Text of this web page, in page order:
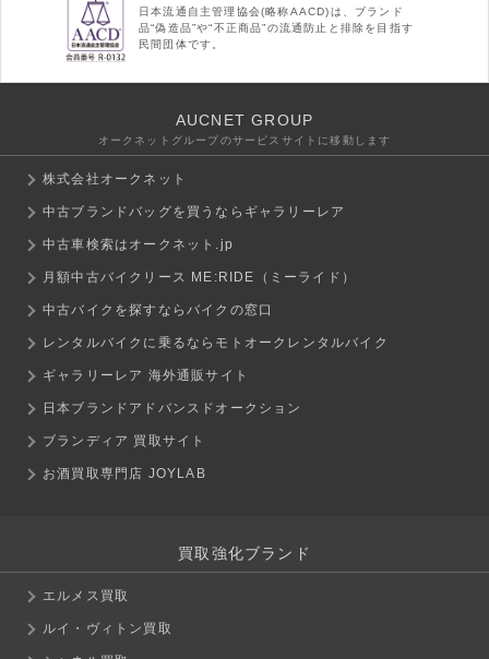
日本流通自主管理協会(略称AACD)は、ブランド
品“偽造品”や“不正商品”の流通防止と排除を目指す
民間団体です。
AUCNET GROUP
オークネットグループのサービスサイトに移動します
株式会社オークネット
中古ブランドバッグを買うならギャラリーレア
中古車検索はオークネット.jp
月額中古バイクリース ME:RIDE（ミーライド）
中古バイクを探すならバイクの窓口
レンタルバイクに乗るならモトオークレンタルバイク
ギャラリーレア 海外通販サイト
日本ブランドアドバンスドオークション
ブランディア 買取サイト
お酒買取専門店 JOYLAB
買取強化ブランド
エルメス買取
ルイ・ヴィトン買取